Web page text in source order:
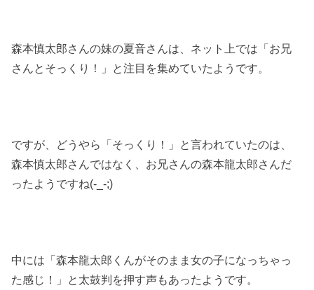
森本慎太郎さんの妹の夏音さんは、ネット上では「お兄
さんとそっくり！」と注目を集めていたようです。
ですが、どうやら「そっくり！」と言われていたのは、
森本慎太郎さんではなく、お兄さんの森本龍太郎さんだ
ったようですね(-_-;)
中には「森本龍太郎くんがそのまま女の子になっちゃっ
た感じ！」と太鼓判を押す声もあったようです。